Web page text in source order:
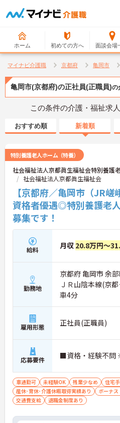
ホーム 初めての方へ 面談会場
マイナビ介護職 京都府 亀岡市
亀岡市(京都府)の正社員(正職員)の
この条件の介護・福祉求
おすすめ順 新着順
特別養護老人ホーム（特養）
社会福祉法人京都眞生福祉会特別養
社会福祉法人京都眞生福祉会
【京都府／亀岡市（JR
資格者優遇◎特別養護老
募集です！
給料 月収 20.8万円～
勤務地
京都府 亀岡市 余
ＪＲ山陰本線(京
車4分
雇用形態 正社員(正職員)
応募要件 ■資格・経験不問
車通勤可 未経験OK 残業少なめ 住宅
産休･育休･介護休暇取得実績あり
ボーナス
交通費支給
退職金制度あり